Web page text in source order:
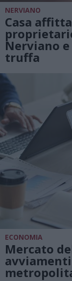
NERVIANO
Casa
Nerviano
truffa
ECONOMIA
Mercato